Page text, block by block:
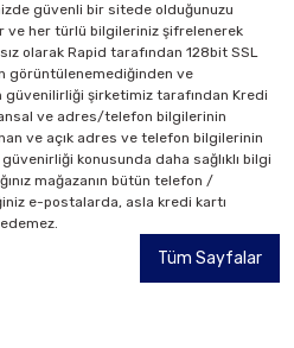
güvenli bir sitede olduğunuzu
ve her türlü bilgileriniz şifrelenerek
olarak Rapid tarafından 128bit SSL
görüntülenemediğinden ve
şirketimiz tarafından Kredi
ve adres/telefon bilgilerinin
ve açık adres ve telefon bilgilerinin
konusunda daha sağlıklı bilgi
mağazanın bütün telefon /
e-postalarda, asla kredi kartı
Tüm Sayfalar